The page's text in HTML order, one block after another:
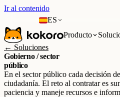
Ir al contenido
ES
Producto
← Soluciones
Gobierno / sector
público
En el sector público cada decisión
ciudadanía. El reto al contratar es
paciencia y maneje recursos e